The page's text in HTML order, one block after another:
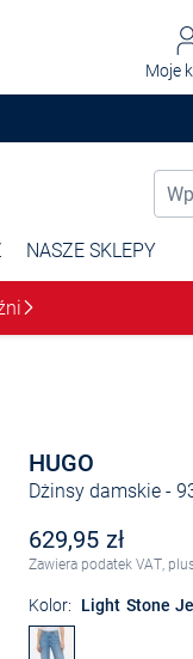
Moje
NASZE SKLEPY
HUGO
Dżinsy damskie -
629,95 zł
Zawiera podatek VAT,
Kolor: Light Stone